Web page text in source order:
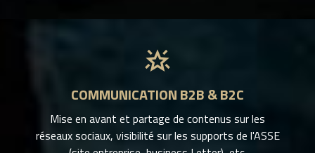
star_shine
COMMUNICATION B2B & B2C
Mise en avant et partage de contenus sur les
réseaux sociaux, visibilité sur les supports de l'ASSE